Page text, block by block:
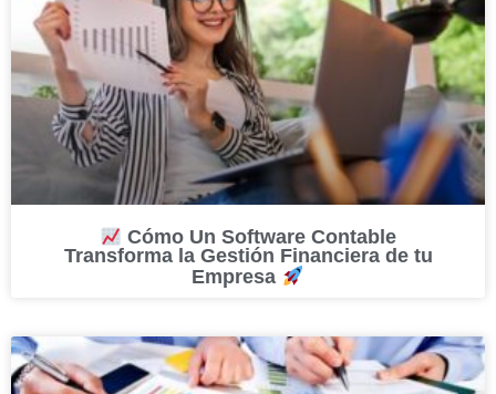
Cómo Un Software Contable
Transforma la Gestión Financiera de tu
Empresa